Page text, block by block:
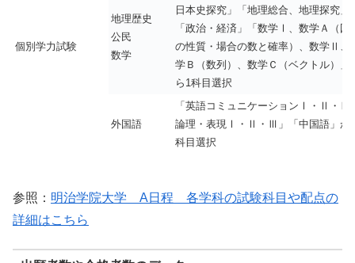
個別学力試験
地理歴史
公民
数学
日本史探究」「地理総合、地理探究」
「政治・経済」「数学Ⅰ、数学Ａ（図
の性質・場合の数と確率）、数学Ⅱ、
学Ｂ（数列）、数学Ｃ（ベクトル）」
ら1科目選択
外国語
「英語コミュニケーションⅠ・Ⅱ・Ⅲ
論理・表現Ⅰ・Ⅱ・Ⅲ」「中国語」か
科目選択
参照： 明治学院大学 A日程 各学科の試験科目や配点の
詳細はこちら